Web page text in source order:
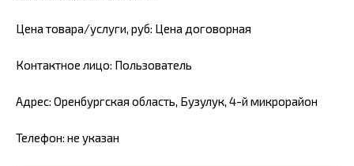
Цена товара/услуги, руб: Цена договорная
Контактное лицо: Пользователь
Адрес: Оренбургская область, Бузулук, 4-й микрорайон
Телефон: не указан